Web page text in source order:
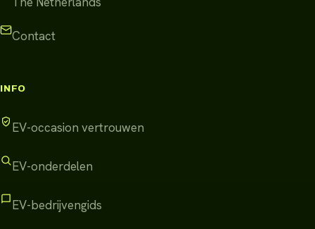
Contact
INFO
EV-occasion vertrouwen
EV-onderdelen
EV-bedrijvengids